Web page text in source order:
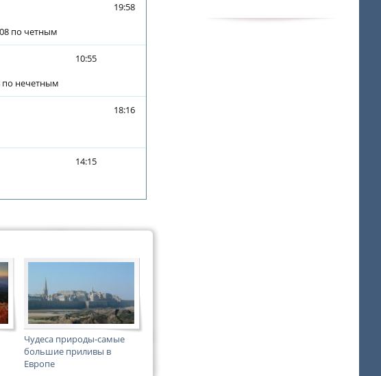
по четным
19:58
по нечетным
10:55
18:16
14:15
Чудеса природы-самые
большие приливы в
Европе